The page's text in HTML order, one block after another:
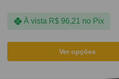
À vista R$96,21 no Pix
Ver opções